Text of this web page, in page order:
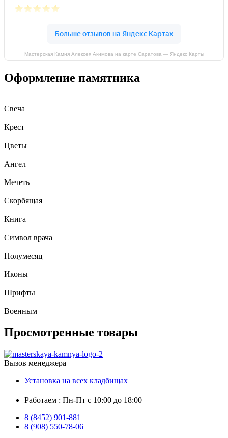
Мастерская Камня Алексея Акимова на карте Саратова — Яндекс Карты
Оформление памятника
Свеча
Крест
Цветы
Ангел
Мечеть
Скорбящая
Книга
Символ врача
Полумесяц
Иконы
Шрифты
Военным
Просмотренные товары
Вызов менеджера
Установка на всех кладбищах
Работаем : Пн-Пт с 10:00 до 18:00
8 (8452) 901-881
8 (908) 550-78-06